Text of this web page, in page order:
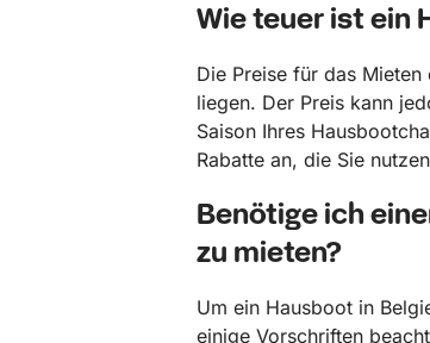
Wie teuer ist ein
Die Preise für das
liegen. Der Preis kann
Saison Ihres
Rabatte an, die Sie
Benötige ich
zu mieten?
Um ein Hausboot in
einige Vorschriften